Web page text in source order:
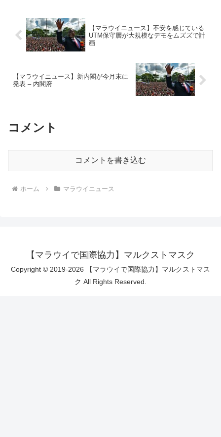
【マラウイニュース】不安を感じている
UTM保守層が大規模なデモをムズズで計
画
【マラウイニュース】新内閣が今月末に
発表 – 内閣府
コメント
コメントを書き込む
ホーム マラウイニュース
【マラウイで国際協力】マルクストマスク
Copyright © 2019-2026 【マラウイで国際協力】マルクストマス
ク All Rights Reserved.